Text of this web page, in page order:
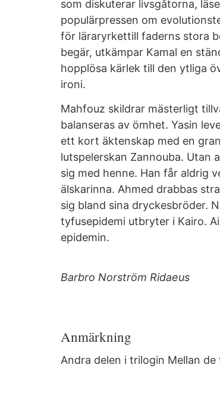
som diskuterar livsgåtorna,
populärpressen om
för läraryrkettill faderns stora
begär, utkämpar Kamal en
hopplösa kärlek till den ytliga
ironi.
Mahfouz skildrar mästerligt
balanseras av ömhet. Yasin
ett kort äktenskap med en
lutspelerskan Zannouba. Utan
sig med henne. Han får aldrig
älskarinna. Ahmed drabbas
sig bland sina dryckesbröder.
tyfusepidemi utbryter i Kairo.
epidemin.
Barbro Norström Ridaeus
Anmärkning
Andra delen i trilogin Mellan